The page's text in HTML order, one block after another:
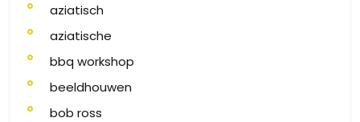
aziatisch
aziatische
bbq workshop
beeldhouwen
bob ross